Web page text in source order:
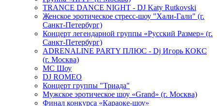
TRANCE DANCE NIGHT - DJ Katy Rutkovski
Женское эротическое стресс-шоу "Хали-Гали" (г.
Санкт-Петербург)
Концерт легендарной группы «Русский Размер» (г.
Санкт-Петербург)
ADRENALINE PARTY ПЛЮС - Dj Игорь КОКС
(г. Москва)
MC Шоу
DJ ROMEO
Концерт группы "Триада"
Мужское эротическое шоу «Grand» (г. Москва)
Финал конкурса «Караоке-шоу»